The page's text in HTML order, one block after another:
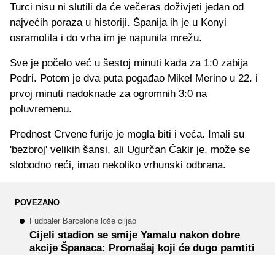
Turci nisu ni slutili da će večeras doživjeti jedan od
najvećih poraza u historiji. Španija ih je u Konyi
osramotila i do vrha im je napunila mrežu.
Sve je počelo već u šestoj minuti kada za 1:0 zabija
Pedri. Potom je dva puta pogađao Mikel Merino u 22. i
prvoj minuti nadoknade za ogromnih 3:0 na
poluvremenu.
Prednost Crvene furije je mogla biti i veća. Imali su
'bezbroj' velikih šansi, ali Ugurčan Čakir je, može se
slobodno reći, imao nekoliko vrhunski odbrana.
POVEZANO
Fudbaler Barcelone loše ciljao
Cijeli stadion se smije Yamalu nakon dobre
akcije Španaca: Promašaj koji će dugo pamtiti